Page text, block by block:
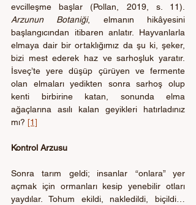
Arzunun Botaniği, elmanın hikâyesini
başlangıcından itibaren anlatır. Hayvanlarla
elmaya dair bir ortaklığımız da şu ki, şeker,
bizi mest ederek haz ve sarhoşluk yaratır.
İsveç’te yere düşüp çürüyen ve fermente
olan elmaları yedikten sonra sarhoş olup
kenti birbirine katan, sonunda elma
ağaçlarına asılı kalan geyikleri hatırladınız
mı? [1]
Kontrol Arzusu
Sonra tarım geldi; insanlar “onlara” yer
açmak için ormanları kesip yenebilir otları
yaydılar. Tohum ekildi, nakledildi, biçildi…